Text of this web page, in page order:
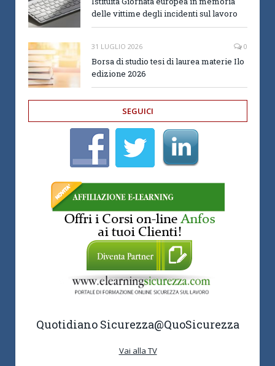
delle vittime degli incidenti sul lavoro
31 LUGLIO 2026 0
Borsa di studio tesi di laurea materie Ilo
edizione 2026
SEGUICI
Quotidiano Sicurezza@QuoSicurezza
Vai alla TV